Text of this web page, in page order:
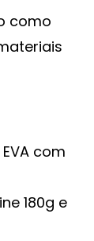
como
com
180g e